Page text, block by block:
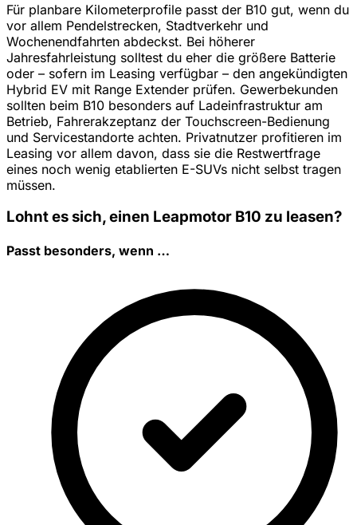
Für planbare Kilometerprofile passt der B10 gut, wenn du
vor allem Pendelstrecken, Stadtverkehr und
Wochenendfahrten abdeckst. Bei höherer
Jahresfahrleistung solltest du eher die größere Batterie
oder – sofern im Leasing verfügbar – den angekündigten
Hybrid EV mit Range Extender prüfen. Gewerbekunden
sollten beim B10 besonders auf Ladeinfrastruktur am
Betrieb, Fahrerakzeptanz der Touchscreen-Bedienung
und Servicestandorte achten. Privatnutzer profitieren im
Leasing vor allem davon, dass sie die Restwertfrage
eines noch wenig etablierten E-SUVs nicht selbst tragen
müssen.
Lohnt es sich, einen Leapmotor B10 zu leasen?
Passt besonders, wenn …